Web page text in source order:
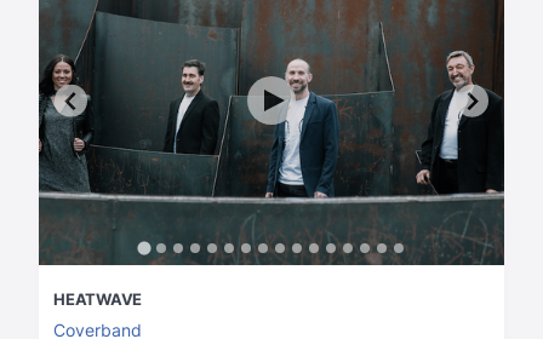
HEATWAVE
Coverband